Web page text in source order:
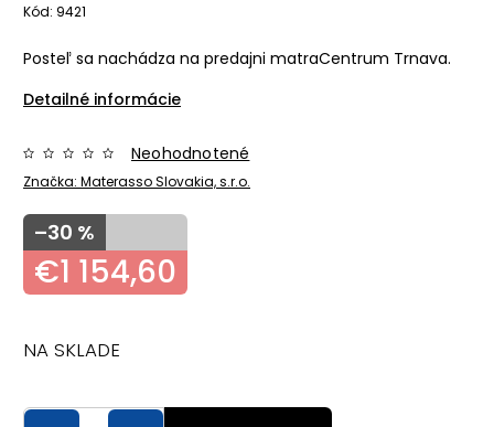
Kód: 9421
Posteľ sa nachádza na predajni matraCentrum Trnava.
Detailné informácie
Značka: Materasso Slovakia, s.r.o.
Neohodnotené
–30 %
€1 154,60
NA SKLADE